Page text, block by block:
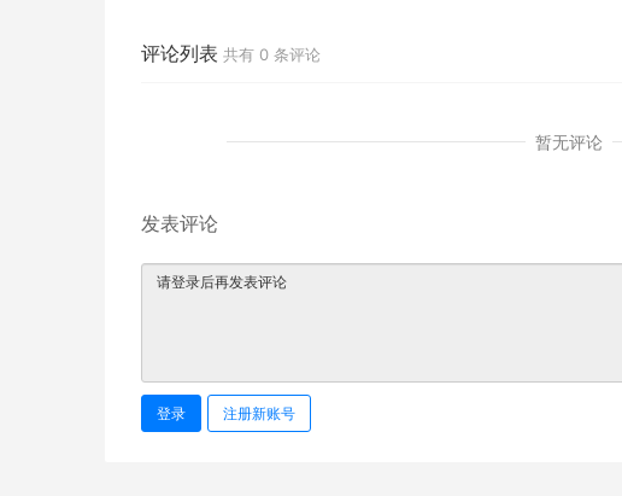
评论列表 共有 0 条评论
暂无评论
发表评论
登录 注册新账号